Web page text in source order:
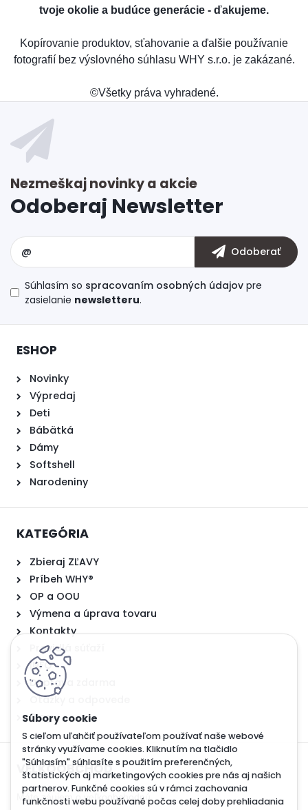
S cieľom uľahčiť používateľom používať naše webové
stránky využívame cookies. Kliknutím na tlačidlo
"Súhlasím" súhlasíte s použitím preferenčných,
štatistických aj marketingových cookies pre nás aj našich
partnerov. Funkčné cookies sú v rámci zachovania
funkčnosti webu používané počas celej doby prehliadania
tvoje okolie a budúce generácie - ďakujeme.
Kopírovanie produktov, sťahovanie a ďalšie používanie
fotografií bez výslovného súhlasu WHY s.r.o. je zakázané.
©Všetky práva vyhradené.
Súhlasím so spracovaním osobných údajov pre
zasielanie newsletteru.
ESHOP
Novinky
Výpredaj
Deti
Bábätká
Dámy
Softshell
Narodeniny
KATEGÓRIA
Zbieraj ZĽAVY
Príbeh WHY®
OP a OOU
Výmena a úprava tovaru
Kontakty
Pravidlá súťaží
INFO
Doprava zdarma
Otázky a odpovede
Blog
VEĽKOOBCHOD
Máte záujem o veľkoobchodnú